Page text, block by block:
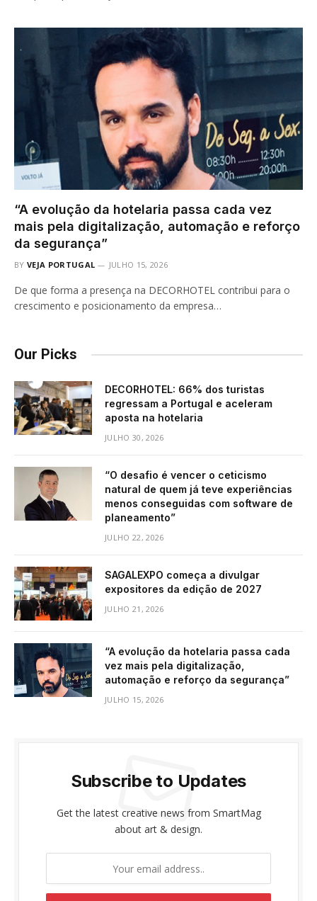
“A evolução da hotelaria passa cada vez
mais pela digitalização, automação e reforço
da segurança”
BY VEJA PORTUGAL JULHO 15, 2026
De que forma a presença na DECORHOTEL contribui para o
crescimento e posicionamento da empresa…
Our Picks
DECORHOTEL: 66% dos turistas
regressam a Portugal e aceleram
aposta na hotelaria
JULHO 30, 2026
“O desafio é vencer o ceticismo
natural de quem já teve experiências
menos conseguidas com software de
planeamento”
JULHO 22, 2026
SAGALEXPO começa a divulgar
expositores da edição de 2027
JULHO 21, 2026
“A evolução da hotelaria passa cada
vez mais pela digitalização,
automação e reforço da segurança”
JULHO 15, 2026
Subscribe to Updates
Get the latest creative news from SmartMag
about art & design.